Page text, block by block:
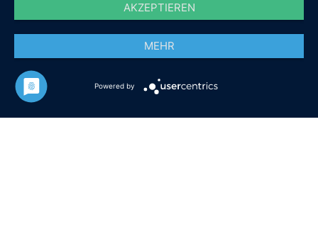
AKZEPTIEREN
MEHR
Powered by